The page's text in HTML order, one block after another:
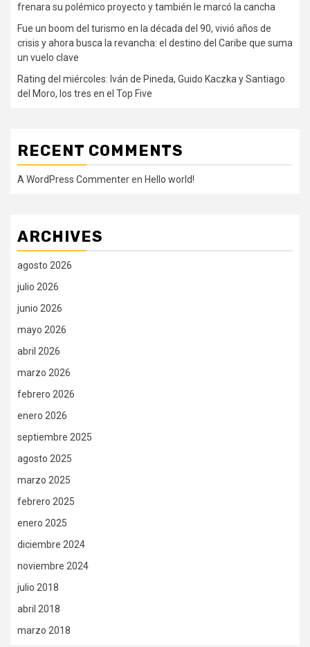
frenara su polémico proyecto y también le marcó la cancha
Fue un boom del turismo en la década del 90, vivió años de
crisis y ahora busca la revancha: el destino del Caribe que suma
un vuelo clave
Rating del miércoles: Iván de Pineda, Guido Kaczka y Santiago
del Moro, los tres en el Top Five
RECENT COMMENTS
A WordPress Commenteren Hello world!
ARCHIVES
agosto 2026
julio 2026
junio 2026
mayo 2026
abril 2026
marzo 2026
febrero 2026
enero 2026
septiembre 2025
agosto 2025
marzo 2025
febrero 2025
enero 2025
diciembre 2024
noviembre 2024
julio 2018
abril 2018
marzo 2018